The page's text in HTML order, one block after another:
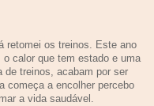
retomei os treinos. Este ano
calor que tem estado e uma
de treinos, acabam por ser
começa a encolher percebo
a vida saudável.